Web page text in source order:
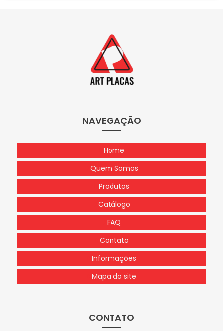
NAVEGAÇÃO
Home
Quem Somos
Produtos
Catálogo
FAQ
Contato
Informações
Mapa do site
CONTATO